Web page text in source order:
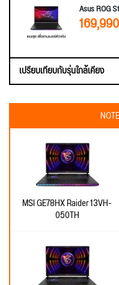
Asus ROG
เปรียบเทียบกับรุ่นใกล้เคียง
MSI GE78HX Raider 13VH-
050TH